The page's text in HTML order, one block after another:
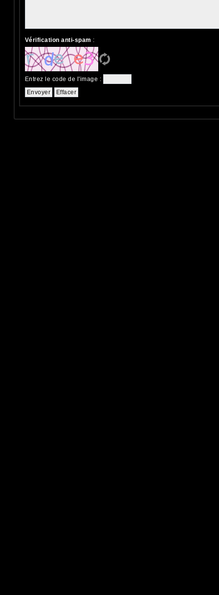
Vérification anti-spam :
Entrez le code de l'image :